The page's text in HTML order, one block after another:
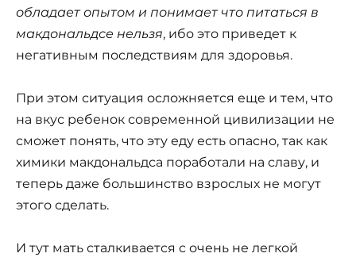
обладает опытом и понимает что питаться в
макдональдсе нельзя, ибо это приведет к
негативным последствиям для здоровья.
При этом ситуация осложняется еще и тем, что
на вкус ребенок современной цивилизации не
сможет понять, что эту еду есть опасно, так как
химики макдональдса поработали на славу, и
теперь даже большинство взрослых не могут
этого сделать.
И тут мать сталкивается с очень не легкой